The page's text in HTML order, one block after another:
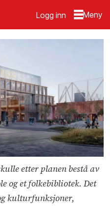
Logg inn
etter planen bestå av
og et folkebibliotek. Det
kulturfunksjoner,